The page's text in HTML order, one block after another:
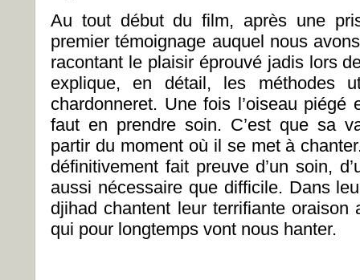
Au tout début du film, après une
premier témoignage auquel nous
racontant le plaisir éprouvé jadis lors
explique, en détail, les méthodes
chardonneret. Une fois l’oiseau
faut en prendre soin. C’est que sa
partir du moment où il se met à
définitivement fait preuve d’un soin,
aussi nécessaire que difficile. Dans
djihad chantent leur terrifiante oraison
qui pour longtemps vont nous hanter.